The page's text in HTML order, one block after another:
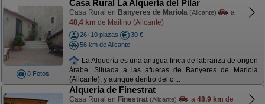
8 Fotos
Casa Rural La Alquería del Pilar
Casa Rural en Banyeres de Mariola (Alicante)
a
48,4 km de Maitino (Alicante)
26+10 plazas
30 €
56 km de Alicante
La Alquería es una antigua finca de labranza de origen
árabe. Situada a las afueras de Banyeres de Mariola
(Alicante), y aunque dentro del c ...
Alquería de Finestrat
Casa Rural en Finestrat (Alicante) a 48,9 km de